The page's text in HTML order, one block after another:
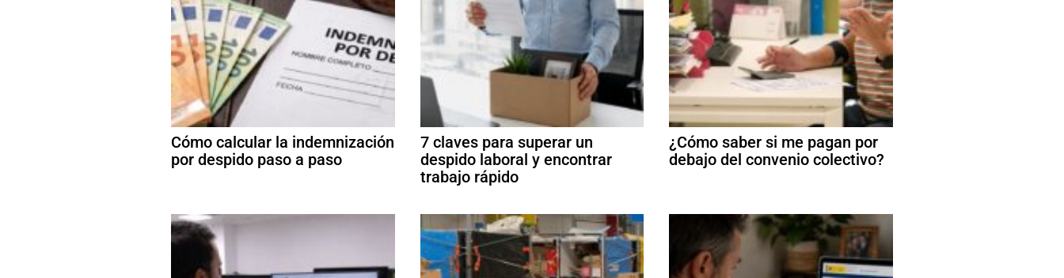
Cómo calcular la indemnización
por despido paso a paso
7 claves para superar un
despido laboral y encontrar
trabajo rápido
¿Cómo saber si me pagan por
debajo del convenio colectivo?